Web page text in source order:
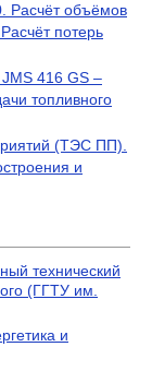
Расчёт объёмов
потерь
JMS 416 GS –
топливного
(ТЭС ПП).
и
технический
(ГГТУ им.
и